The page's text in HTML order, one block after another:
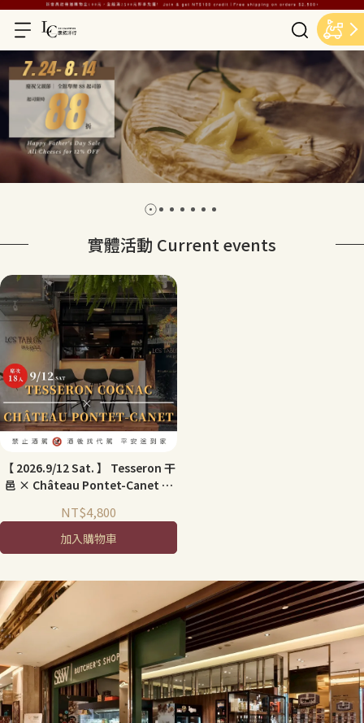
實體活動 Current events
【 2026.9/12 Sat. 】 Tesseron 干
邑 × Château Pontet-Canet 法
NT$4,800
加入購物車